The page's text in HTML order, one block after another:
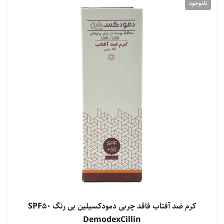
ناموجود
کرم ضد آفتاب فاقد چربی دمودکسیلین بی رنگ SPF50
DemodexCillin